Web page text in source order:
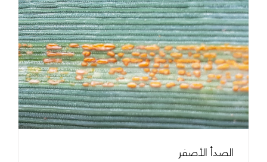
الصدأ الأصفر